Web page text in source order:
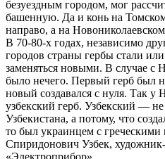
безуездным городом, мог
башенную. Да и конь на
направо, а на
В 70-80-х годах, независимо
городов страны гербы стали
заменяться новыми. В случае с
было нечего. Первый герб был
новый создавался с нуля. Так у
узбекский герб. Узбекский — не
Узбекистана, а потому, что
то был украинцем с
Спиридонович Узбек, художник-